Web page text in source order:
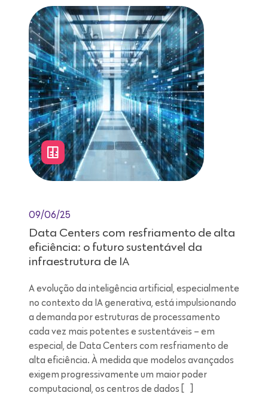
09/06/25
Data Centers com resfriamento de alta
eficiência: o futuro sustentável da
infraestrutura de IA
A evolução da inteligência artificial, especialmente
no contexto da IA generativa, está impulsionando
a demanda por estruturas de processamento
cada vez mais potentes e sustentáveis – em
especial, de Data Centers com resfriamento de
alta eficiência. À medida que modelos avançados
exigem progressivamente um maior poder
computacional, os centros de dados […]